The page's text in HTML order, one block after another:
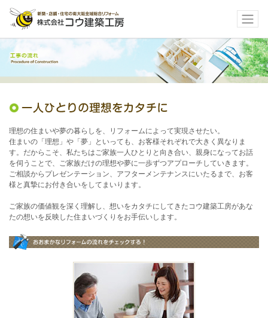
理想の住まいや夢の暮らしを、リフォームによって実現させたい。
住まいの「理想」や「夢」といっても、お客様それぞれで大きく異なりま
す。だからこそ、私たちはご家族一人ひとりと向き合い、親身になってお話
を伺うことで、ご家族だけの理想や夢に一歩ずつアプローチしていきます。
ご相談からプレゼンテーション、アフターメンテナンスにいたるまで、お客
様と真摯にお付き合いをしてまいります。
ご家族の価値観を深く理解し、想いをカタチにしてきたコウ建築工房があな
たの想いを反映した住まいづくりをお手伝いします。